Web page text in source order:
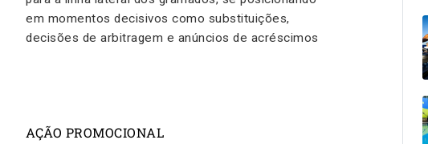
em momentos decisivos como substituições,
decisões de arbitragem e anúncios de acréscimos
AÇÃO PROMOCIONAL